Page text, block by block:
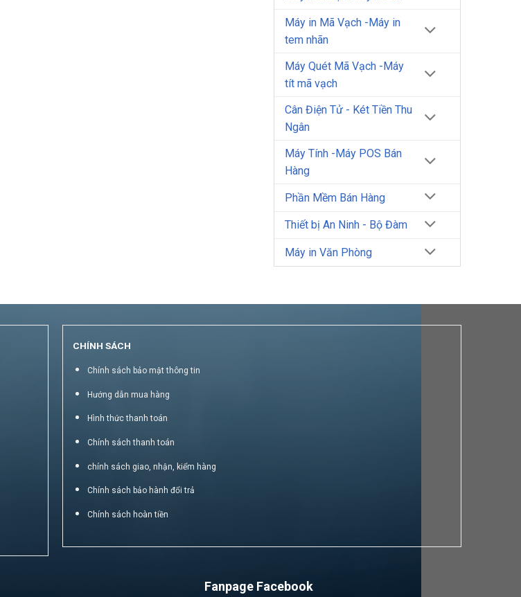
Máy in Mã Vạch -Máy in
tem nhãn
Máy Quét Mã Vạch -Máy
tít mã vạch
Cân Điện Tử - Két Tiền Thu
Ngân
Máy Tính -Máy POS Bán
Hàng
Phần Mềm Bán Hàng
Thiết bị An Ninh - Bộ Đàm
Máy in Văn Phòng
CHÍNH SÁCH
Chính sách bảo mật thông tin
Hướng dẫn mua hàng
Hình thức thanh toán
Chính sách thanh toán
chính sách giao, nhận, kiểm hàng
Chính sách bảo hành đổi trả
Chính sách hoàn tiền
Fanpage Facebook